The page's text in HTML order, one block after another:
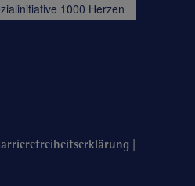
1000 Herzen
|